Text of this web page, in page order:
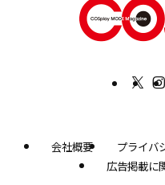
会社概要 プライバ
広告掲載に